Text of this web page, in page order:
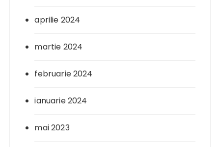
aprilie 2024
martie 2024
februarie 2024
ianuarie 2024
mai 2023